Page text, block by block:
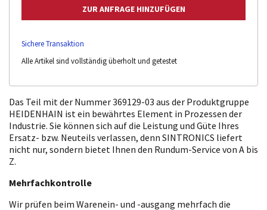
Sichere Transaktion
Alle Artikel sind vollständig überholt und getestet
Das Teil mit der Nummer 369129-03 aus der Produktgruppe
HEIDENHAIN ist ein bewährtes Element in Prozessen der
Industrie. Sie können sich auf die Leistung und Güte Ihres
Ersatz- bzw. Neuteils verlassen, denn SINTRONICS liefert
nicht nur, sondern bietet Ihnen den Rundum-Service von A bis
Z.
Mehrfachkontrolle
Wir prüfen beim Warenein- und -ausgang mehrfach die